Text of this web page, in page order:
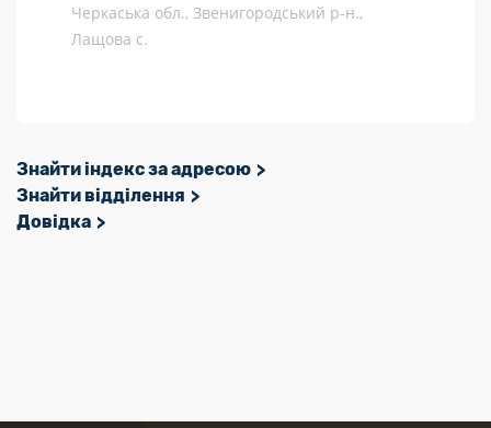
Черкаська обл., Звенигородський р-н.,
Лащова с.
Знайти індекс за адресою
Знайти відділення
Довідка